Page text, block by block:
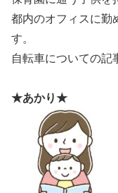
都内のオフィスに勤
す。
自転車についての記
★あかり★